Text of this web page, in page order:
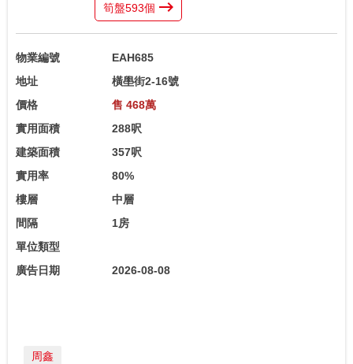
筍盤593個
物業編號
EAH685
地址
橫壆街2-16號
價格
售 468萬
實用面積
288呎
建築面積
357呎
實用率
80%
樓層
中層
間隔
1房
單位類型
廣告日期
2026-08-08
周鑫